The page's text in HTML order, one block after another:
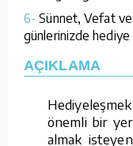
6- Sünnet, Vefat
günlerinizde
AÇIKLAMA
önemli bir
almak